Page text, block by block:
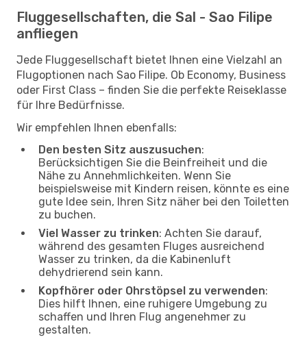
Fluggesellschaften, die Sal - Sao Filipe
anfliegen
Jede Fluggesellschaft bietet Ihnen eine Vielzahl an
Flugoptionen nach Sao Filipe. Ob Economy, Business
oder First Class – finden Sie die perfekte Reiseklasse
für Ihre Bedürfnisse.
Wir empfehlen Ihnen ebenfalls:
Den besten Sitz auszusuchen:
Berücksichtigen Sie die Beinfreiheit und die
Nähe zu Annehmlichkeiten. Wenn Sie
beispielsweise mit Kindern reisen, könnte es eine
gute Idee sein, Ihren Sitz näher bei den Toiletten
zu buchen.
Viel Wasser zu trinken: Achten Sie darauf,
während des gesamten Fluges ausreichend
Wasser zu trinken, da die Kabinenluft
dehydrierend sein kann.
Kopfhörer oder Ohrstöpsel zu verwenden:
Dies hilft Ihnen, eine ruhigere Umgebung zu
schaffen und Ihren Flug angenehmer zu
gestalten.